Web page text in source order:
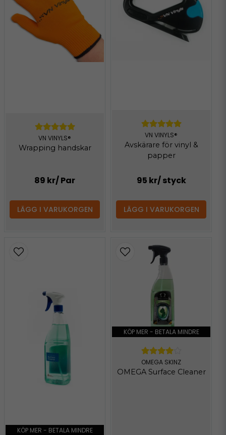
VN VINYLS®
Wrapping handskar
89 kr/ Par
LÄGG I VARUKORGEN
VN VINYLS®
Avskärare för vinyl &
papper
95 kr/ styck
LÄGG I VARUKORGEN
KÖP MER - BETALA MINDRE
KÖP MER - BETALA MINDRE
OMEGA SKINZ
OMEGA Surface Cleaner